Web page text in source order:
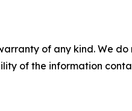
of any kind. We
of the information